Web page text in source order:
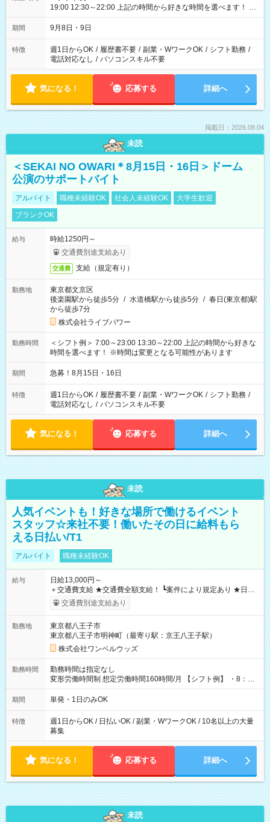
19:00 12:30～22:00 上記の時間から好きな時間を選べます！ ※
時間は変更となる可能性があります
期間 9月8日・9日
特徴 週1日からOK / 履歴書不要 / 副業・WワークOK / シフト勤務 /
電話対応なし / パソコンスキル不要
気になる！ 応募する 詳細へ
掲載日：2026.08.04
未読
＜SEKAI NO OWARI＊8月15日・16日＞ドーム
公演のサポートバイト
アルバイト 職種未経験OK 社会人未経験OK
大学生歓迎
ブランクOK
給与
時給1250円～
交通費別途支給あり
交通費 支給（規定有り）
勤務地
東京都文京区
後楽園駅から徒歩5分 / 水道橋駅から徒歩5分 / 春日(東京都)駅
から徒歩7分
株式会社ライブパワー
勤務時間
＜シフト例＞ 7:00～23:00 13:30～22:00 上記の時間から好きな
時間を選べます！ ※時間は変更となる可能性があります
期間 急募！8月15日・16日
特徴 週1日からOK / 履歴書不要 / 副業・WワークOK / シフト勤務 /
電話対応なし / パソコンスキル不要
気になる！ 応募する 詳細へ
未読
人気イベントも！好きな場所で働けるイベント
スタッフ☆来社不要！働いたその日に給料もら
える日払い/T1
アルバイト 職種未経験OK
給与
日給13,000円～
＋交通費支給 ★交通費全額支給！ ┗案件により規定あり ★日払
いOK！（規定あり） ┗働いたその日に現金GET♪ お仕事後はコ
ンビニATMから 日払い分を引き落とせます！ 【試用期間】試
交通費別途支給あり
勤務地
東京都八王子市
東京都八王子市明神町（最寄り駅：京王八王子駅）
株式会社ワンベルウッズ
勤務時間
勤務時間は指定なし
変形労働時間制 想定労働時間160時間/月 【シフト例】 ・8：00
～21：00
期間 単発・1日のみOK
特徴
週1日からOK / 日払いOK / 副業・WワークOK / 10名以上の大量
募集
気になる！ 応募する 詳細へ
未読